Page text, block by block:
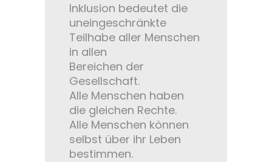
Erscheinungsbild:
Farbig
Graustufen
Inklusion bedeutet die
uneingeschränkte
Teilhabe aller Menschen
in allen
Bereichen der
Gesellschaft.
Alle Menschen haben
die gleichen Rechte.
Alle Menschen können
selbst über ihr Leben
bestimmen.